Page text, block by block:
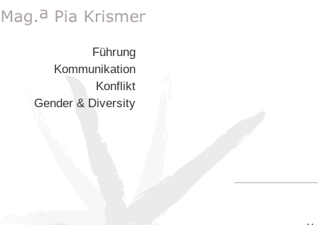
Führung
Kommunikation
Konflikt
Gender & Diversity